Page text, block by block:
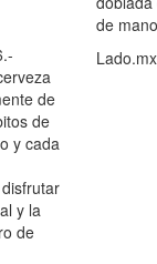
de
de
y cada
y la
de
de
Lado.mx